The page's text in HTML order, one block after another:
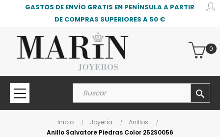
GASTOS DE ENVÍO GRATIS EN PENÍNSULA A PARTIR
DE COMPRAS SUPERIORES A 50 €
search
0
Inicio Joyería
Anillos
Anillo Salvatore Piedras Color 252S0056